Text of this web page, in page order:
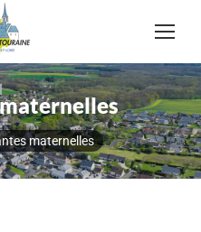
maternelles